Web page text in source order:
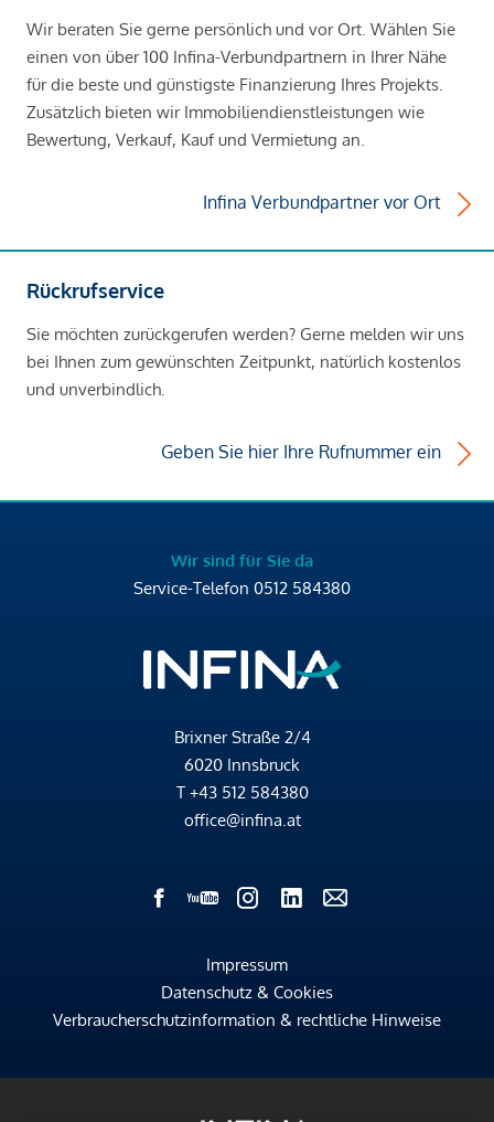
Wir beraten Sie gerne persönlich und vor Ort. Wählen Sie
einen von über 100 Infina-Verbundpartnern in Ihrer Nähe
für die beste und günstigste Finanzierung Ihres Projekts.
Zusätzlich bieten wir Immobiliendienstleistungen wie
Bewertung, Verkauf, Kauf und Vermietung an.
Infina Verbundpartner vor Ort
Rückrufservice
Sie möchten zurückgerufen werden? Gerne melden wir uns
bei Ihnen zum gewünschten Zeitpunkt, natürlich kostenlos
und unverbindlich.
Geben Sie hier Ihre Rufnummer ein
Wir sind für Sie da
Service-Telefon 0512 584380
Brixner Straße 2/4
6020 Innsbruck
T +43 512 584380
office@infina.at
Impressum
Datenschutz & Cookies
Verbraucherschutzinformation & rechtliche Hinweise